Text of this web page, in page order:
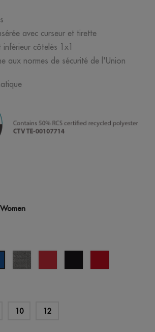
avec curseur et tirette
côtelés 1x1
aux normes de sécurité de l'Union
royal
10 12